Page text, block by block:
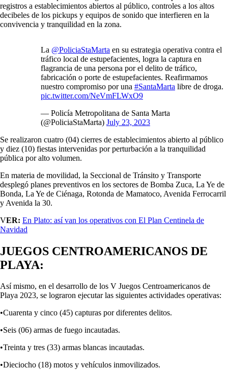
registros a establecimientos abiertos al público, controles a los altos
decibeles de los pickups y equipos de sonido que interfieren en la
convivencia y tranquilidad en la zona.
La @PoliciaStaMarta en su estrategia operativa contra el
tráfico local de estupefacientes, logra la captura en
flagrancia de una persona por el delito de tráfico,
fabricación o porte de estupefacientes. Reafirmamos
nuestro compromiso por una #SantaMarta libre de droga.
pic.twitter.com/NeVmFLWxO9
— Policía Metropolitana de Santa Marta
(@PoliciaStaMarta) July 23, 2023
Se realizaron cuatro (04) cierres de establecimientos abierto al público
y diez (10) fiestas intervenidas por perturbación a la tranquilidad
pública por alto volumen.
En materia de movilidad, la Seccional de Tránsito y Transporte
desplegó planes preventivos en los sectores de Bomba Zuca, La Ye de
Bonda, La Ye de Ciénaga, Rotonda de Mamatoco, Avenida Ferrocarril
y Avenida la 30.
VER: En Plato: así van los operativos con El Plan Centinela de
Navidad
JUEGOS CENTROAMERICANOS DE
PLAYA:
Así mismo, en el desarrollo de los V Juegos Centroamericanos de
Playa 2023, se lograron ejecutar las siguientes actividades operativas:
•Cuarenta y cinco (45) capturas por diferentes delitos.
•Seis (06) armas de fuego incautadas.
•Treinta y tres (33) armas blancas incautadas.
•Dieciocho (18) motos y vehículos inmovilizados.